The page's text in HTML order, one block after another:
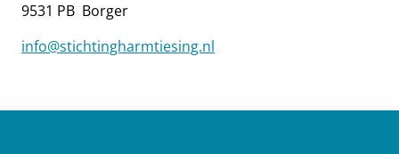
9531 PB Borger
info@stichtingharmtiesing.nl